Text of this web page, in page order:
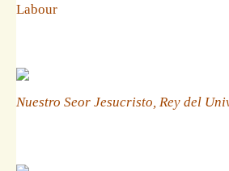
Labour
Nuestro Seor Jesucristo, Rey del